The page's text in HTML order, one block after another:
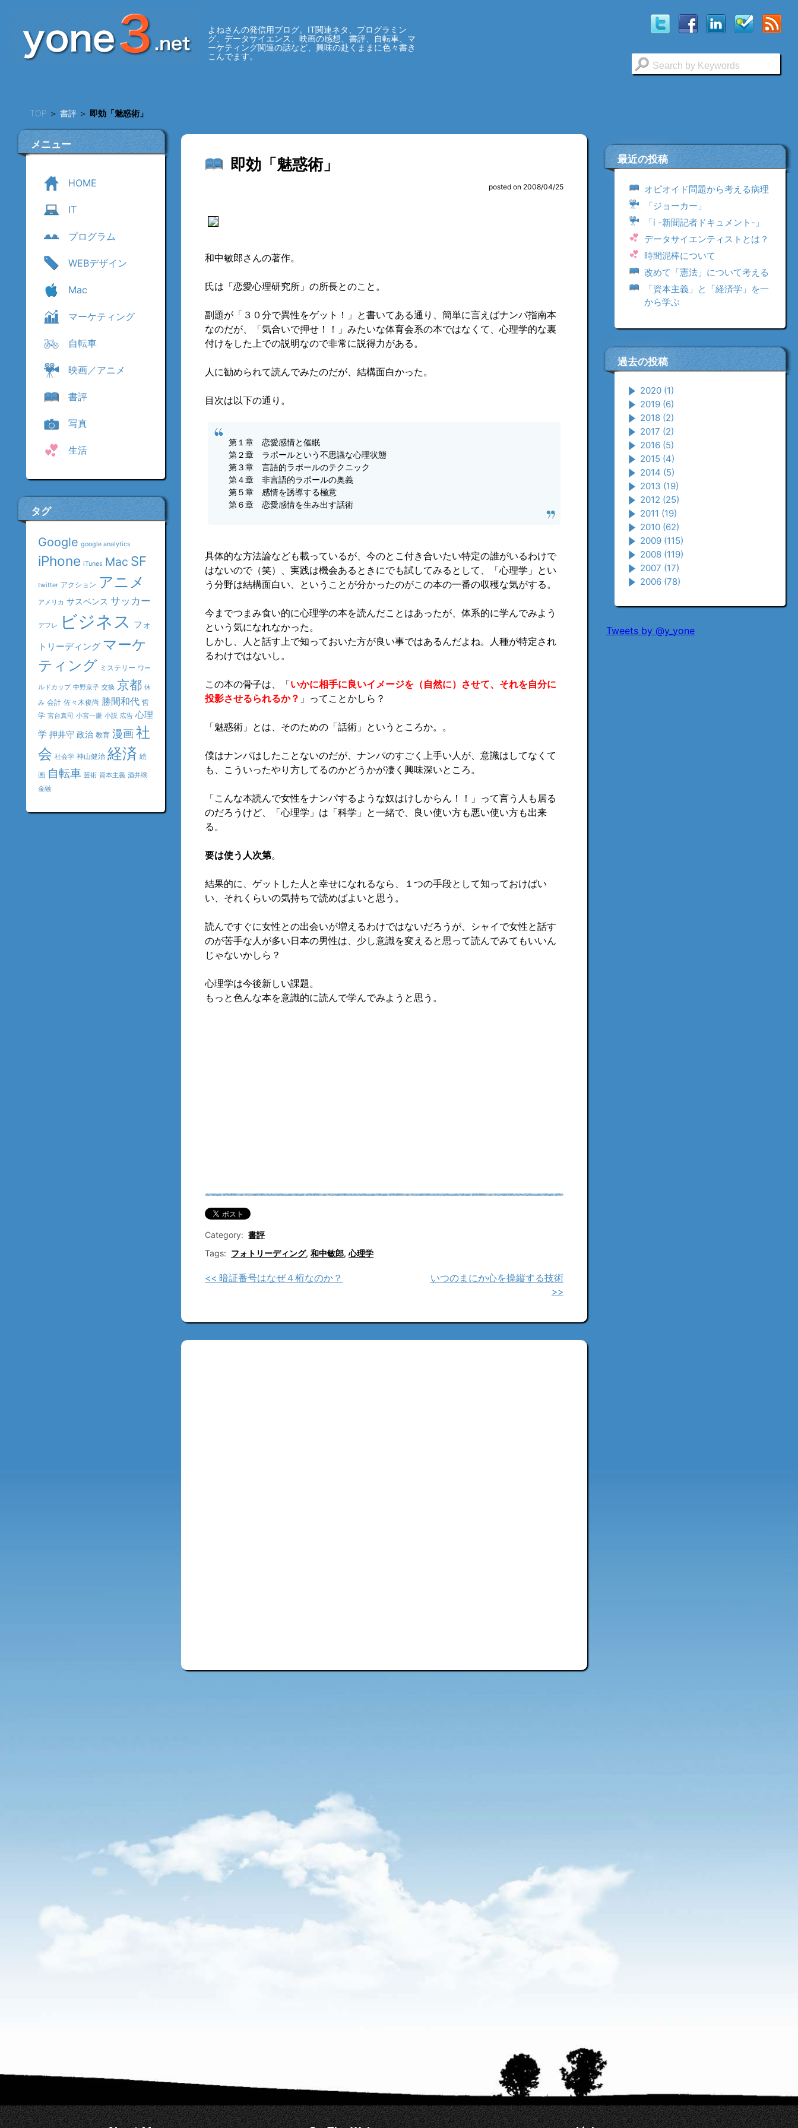
よねさんの発信用ブログ。IT関連ネタ、プログラミン
グ、データサイエンス、映画の感想、書評、自転車、マ
ーケティング関連の話など、興味の赴くままに色々書き
こんでます。
TOP ＞書評 ＞ 即効「魅惑術」
メニュー
HOME
IT
プログラム
WEBデザイン
Mac
マーケティング
自転車
映画／アニメ
書評
写真
生活
タグ
Google google analytics
iPhone iTunes Mac SF
twitter アクション アニメ
アメリカ サスペンス サッカー
デフレ ビジネス フォ
トリーディング マーケ
ティング ミステリー ワー
ルドカップ 中野京子 交換 京都 休
み 会計 佐々木俊尚 勝間和代 哲
学 宮台真司 小宮一慶 小説 広告 心理
学 押井守 政治 教育 漫画社
会 社会学 神山健治 経済 絵
画 自転車 芸術 資本主義 酒井穣
金融
最近の投稿
オピオイド問題から考える病理
「ジョーカー」
「i -新聞記者ドキュメント-」
データサイエンティストとは？
時間泥棒について
改めて「憲法」について考える
「資本主義」と「経済学」を一
から学ぶ
過去の投稿
2020 (1)
2019 (6)
2018 (2)
2017 (2)
2016 (5)
2015 (4)
2014 (5)
2013 (19)
2012 (25)
2011 (19)
2010 (62)
2009 (115)
2008 (119)
2007 (17)
2006 (78)
Tweets by @y_yone
即効「魅惑術」
posted on 2008/04/25
和中敏郎さんの著作。
氏は「恋愛心理研究所」の所長とのこと。
副題が「３０分で異性をゲット！」と書いてある通り、簡単に言えばナンパ指南本
なのだが、「気合いで押せ！！」みたいな体育会系の本ではなくて、心理学的な裏
付けをした上での説明なので非常に説得力がある。
人に勧められて読んでみたのだが、結構面白かった。
目次は以下の通り。
第１章 恋愛感情と催眠
第２章 ラポールという不思議な心理状態
第３章 言語的ラポールのテクニック
第４章 非言語的ラポールの奥義
第５章 感情を誘導する極意
第６章 恋愛感情を生み出す話術
具体的な方法論なども載っているが、今のとこ付き合いたい特定の誰がいるわけで
はないので（笑）、実践は機会あるときにでも試してみるとして、「心理学」とい
う分野は結構面白い、ということが分かったのがこの本の一番の収穫な気がする。
今までつまみ食い的に心理学の本を読んだことはあったが、体系的に学んでみよう
という気になれなかった。
しかし、人と話す上で知っておいた方が良い事ではあるんだよね。人種が特定され
るわけではないし。
この本の骨子は、「いかに相手に良いイメージを（自然に）させて、それを自分に
投影させるられるか？ 」ってことかしら？
「魅惑術」とは、そのための「話術」というところか。。
僕はナンパはしたことないのだが、ナンパのすごく上手い人が、意識はしてなくて
も、こういったやり方してるのかどうかが凄く興味深いところ。
「こんな本読んで女性をナンパするような奴はけしからん！！」って言う人も居る
のだろうけど、「心理学」は「科学」と一緒で、良い使い方も悪い使い方も出来
る。
要は使う人次第。
結果的に、ゲットした人と幸せになれるなら、１つの手段として知っておけばい
い、それくらいの気持ちで読めばよいと思う。
読んですぐに女性との出会いが増えるわけではないだろうが、シャイで女性と話す
のが苦手な人が多い日本の男性は、少し意識を変えると思って読んでみてもいいん
じゃないかしら？
心理学は今後新しい課題。
もっと色んな本を意識的に読んで学んでみようと思う。
Category:書評
Tags: フォトリーディング,和中敏郎,心理学
<< 暗証番号はなぜ４桁なのか？
いつのまにか心を操縦する技術
>>